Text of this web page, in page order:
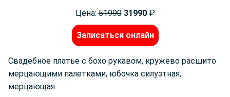
Цена:51990 31990₽
Записаться онлайн
Свадебное платье с бохо рукавом, кружево расшито
мерцающими палетками, юбочка силуэтная,
мерцающая